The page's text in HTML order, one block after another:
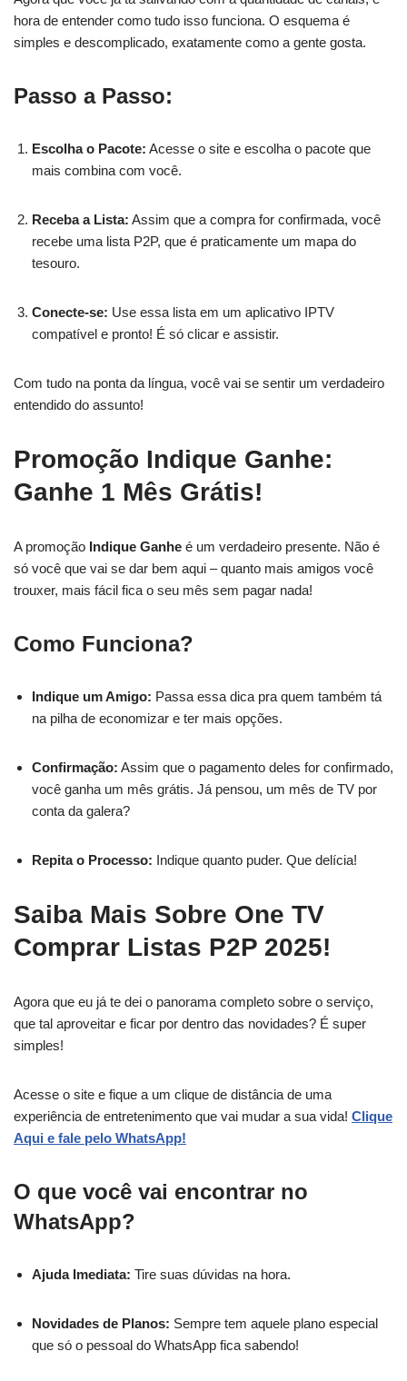
hora de entender como tudo isso funciona. O esquema é
simples e descomplicado, exatamente como a gente gosta.
Passo a Passo:
Escolha o Pacote: Acesse o site e escolha o pacote que
mais combina com você.
Receba a Lista: Assim que a compra for confirmada, você
recebe uma lista P2P, que é praticamente um mapa do
tesouro.
Conecte-se: Use essa lista em um aplicativo IPTV
compatível e pronto! É só clicar e assistir.
Com tudo na ponta da língua, você vai se sentir um verdadeiro
entendido do assunto!
Promoção Indique Ganhe:
Ganhe 1 Mês Grátis!
A promoção Indique Ganhe é um verdadeiro presente. Não é
só você que vai se dar bem aqui – quanto mais amigos você
trouxer, mais fácil fica o seu mês sem pagar nada!
Como Funciona?
Indique um Amigo: Passa essa dica pra quem também tá
na pilha de economizar e ter mais opções.
Confirmação: Assim que o pagamento deles for confirmado,
você ganha um mês grátis. Já pensou, um mês de TV por
conta da galera?
Repita o Processo: Indique quanto puder. Que delícia!
Saiba Mais Sobre One TV
Comprar Listas P2P 2025!
Agora que eu já te dei o panorama completo sobre o serviço,
que tal aproveitar e ficar por dentro das novidades? É super
simples!
Acesse o site e fique a um clique de distância de uma
experiência de entretenimento que vai mudar a sua vida! Clique
Aqui e fale pelo WhatsApp!
O que você vai encontrar no
WhatsApp?
Ajuda Imediata: Tire suas dúvidas na hora.
Novidades de Planos: Sempre tem aquele plano especial
que só o pessoal do WhatsApp fica sabendo!